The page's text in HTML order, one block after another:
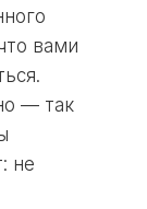
вами
— так
не